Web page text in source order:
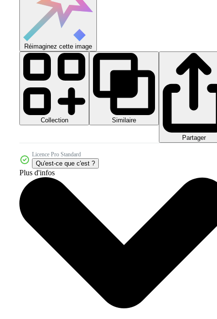
Réimaginez cette image
Collection Similaire
Partager
Licence Pro Standard
Qu'est-ce que c'est ?
Plus d'infos